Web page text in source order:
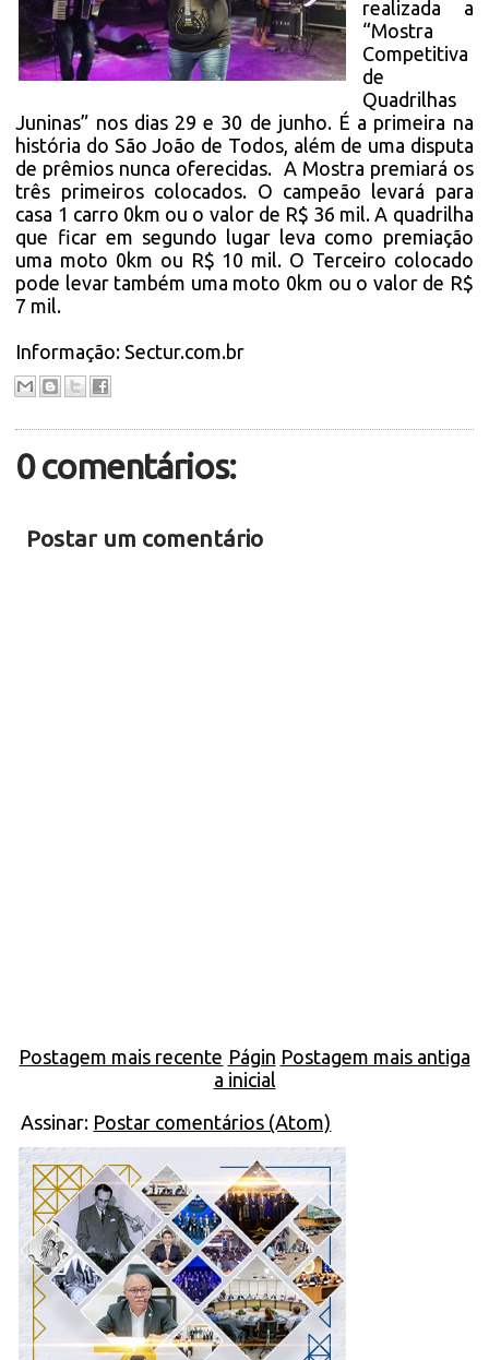
realizada a
“Mostra
Competitiva
de
Quadrilhas
Juninas” nos dias 29 e 30 de junho. É a primeira na
história do São João de Todos, além de uma disputa
de prêmios nunca oferecidas. A Mostra premiará os
três primeiros colocados. O campeão levará para
casa 1 carro 0km ou o valor de R$ 36 mil. A quadrilha
que ficar em segundo lugar leva como premiação
uma moto 0km ou R$ 10 mil. O Terceiro colocado
pode levar também uma moto 0km ou o valor de R$
7 mil.
Informação: Sectur.com.br
0 comentários:
Postar um comentário
Postagem mais recente Postagem mais antiga
Págin
a inicial
Assinar: Postar comentários (Atom)